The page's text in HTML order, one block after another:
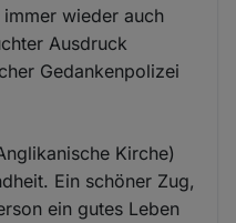
wieder auch
Ausdruck
Gedankenpolizei
Kirche)
Ein schöner Zug,
ein gutes Leben